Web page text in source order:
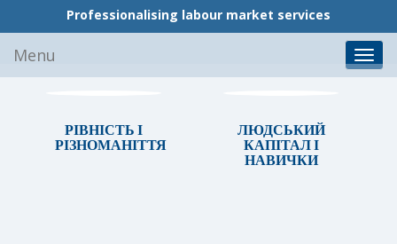
Professionalising labour market services
content
Menu
РІВНІСТЬ І
РІЗНОМАНІТТЯ
ЛЮДСЬКИЙ
КАПІТАЛ І
НАВИЧКИ